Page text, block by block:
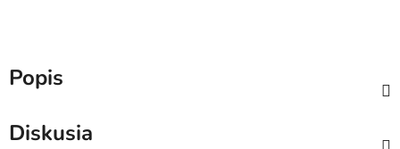
Popis
Diskusia